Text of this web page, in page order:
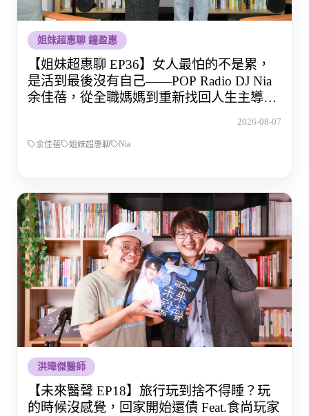
姐妹超惠聊 鐘盈惠
【姐妹超惠聊 EP36】女人最怕的不是累，
是活到最後沒有自己——POP Radio DJ Nia
余佳蓓，從全職媽媽到重新找回人生主導權
2026-08-07
余佳蓓 姐妹超惠聊 Nia
洪暐傑醫師
【未來醫聲 EP18】旅行玩到捨不得睡？玩
的時候沒感覺，回家開始還債 Feat.食尚玩家